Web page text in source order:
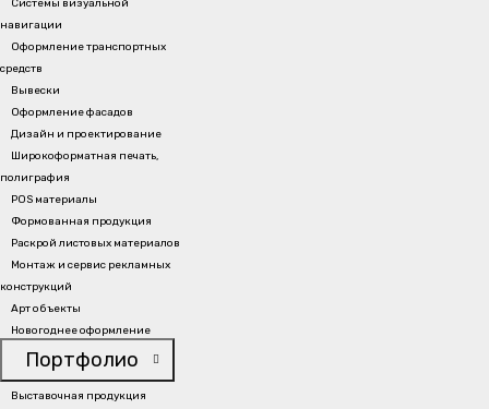
Системы визуальной
навигации
Оформление транспортных
средств
Вывески
Оформление фасадов
Дизайн и проектирование
Широкоформатная печать,
полиграфия
POS материалы
Формованная продукция
Раскрой листовых материалов
Монтаж и сервис рекламных
конструкций
Арт объекты
Новогоднее оформление
Портфолио
Выставочная продукция
ШИРОКОФОРМАТНАЯ ПЕЧАТЬ
ПОЛИГРАФИЯ
Наши клиенты